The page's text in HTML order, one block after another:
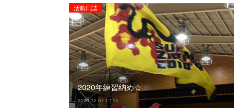
活動日誌
2020年練習納め☆
2020.12.07 12:15